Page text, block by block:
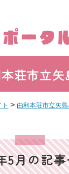
荘市立矢
> 由利本荘市立矢
5月の記